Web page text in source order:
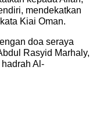
mendekatkan
Kiai Oman.
doa seraya
Rasyid Marhaly,
Al-